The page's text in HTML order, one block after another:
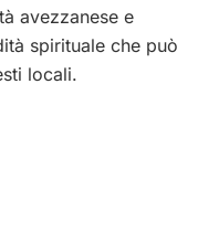
avezzanese e
spirituale che può
locali.